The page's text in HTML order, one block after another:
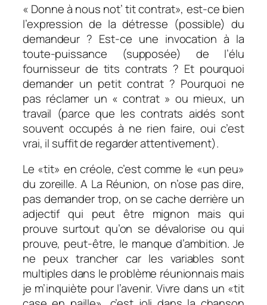
« Donne à nous not’ tit contrat», est-ce bien
l’expression de la détresse (possible) du
demandeur ? Est-ce une invocation à la
toute-puissance (supposée) de l’élu
fournisseur de tits contrats ? Et pourquoi
demander un petit contrat ? Pourquoi ne
pas réclamer un « contrat » ou mieux, un
travail (parce que les contrats aidés sont
souvent occupés à ne rien faire, oui c’est
vrai, il suffit de regarder attentivement).
Le «tit» en créole, c’est comme le «un peu»
du zoreille. A La Réunion, on n’ose pas dire,
pas demander trop, on se cache derrière un
adjectif qui peut être mignon mais qui
prouve surtout qu’on se dévalorise ou qui
prouve, peut-être, le manque d’ambition. Je
ne peux trancher car les variables sont
multiples dans le problème réunionnais mais
je m’inquiète pour l’avenir. Vivre dans un «tit